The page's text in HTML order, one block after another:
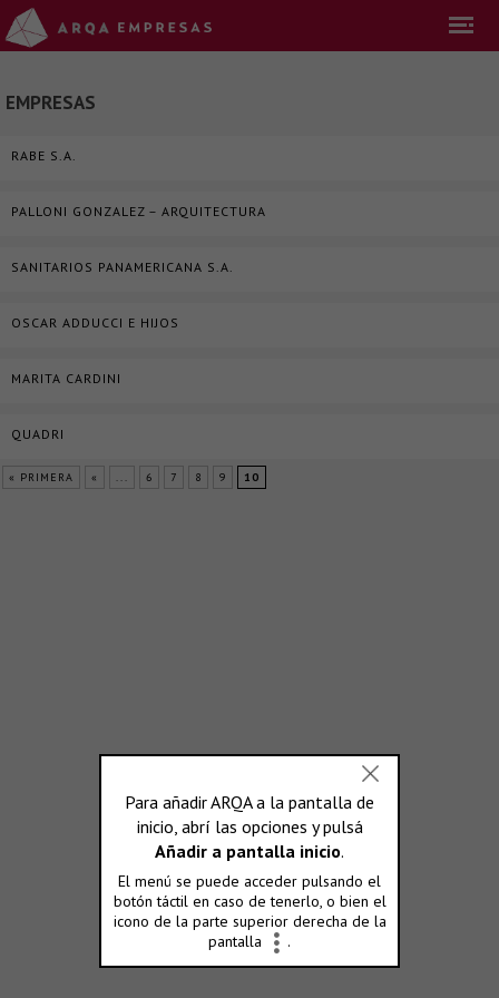
EMPRESAS
RABE S.A.
PALLONI GONZALEZ – ARQUITECTURA
SANITARIOS PANAMERICANA S.A.
OSCAR ADDUCCI E HIJOS
MARITA CARDINI
QUADRI
« PRIMERA « ... 6 7 8 9 10